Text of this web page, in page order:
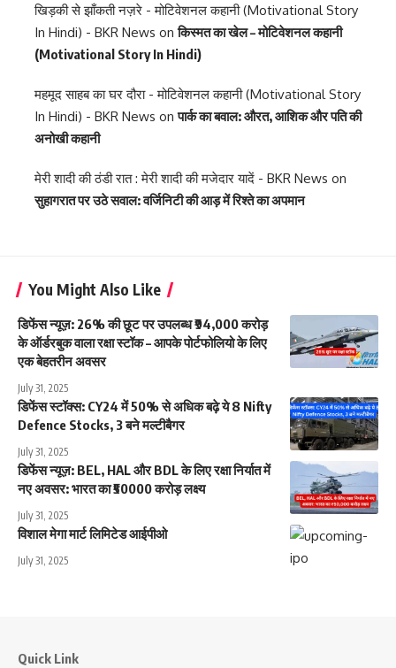
खिड़की से झाँकती नज़रे - मोटिवेशनल कहानी (Motivational Story
In Hindi) - BKR News onकिस्मत का खेल – मोटिवेशनल कहानी
(Motivational Story In Hindi)
महमूद साहब का घर दौरा - मोटिवेशनल कहानी (Motivational Story
In Hindi) - BKR News onपार्क का बवाल: औरत, आशिक और पति की
अनोखी कहानी
मेरी शादी की ठंडी रात : मेरी शादी की मजेदार यादें - BKR News on
सुहागरात पर उठे सवाल: वर्जिनिटी की आड़ में रिश्ते का अपमान
You Might Also Like
डिफेंस न्यूज़: 26% की छूट पर उपलब्ध ₹94,000 करोड़
के ऑर्डरबुक वाला रक्षा स्टॉक – आपके पोर्टफोलियो के लिए
एक बेहतरीन अवसर
July 31, 2025
डिफेंस स्टॉक्स: CY24 में 50% से अधिक बढ़े ये 8 Nifty
Defence Stocks, 3 बने मल्टीबैगर
July 31, 2025
डिफेंस न्यूज़: BEL, HAL और BDL के लिए रक्षा निर्यात में
नए अवसर: भारत का ₹50000 करोड़ लक्ष्य
July 31, 2025
विशाल मेगा मार्ट लिमिटेड आईपीओ
July 31, 2025
Quick Link